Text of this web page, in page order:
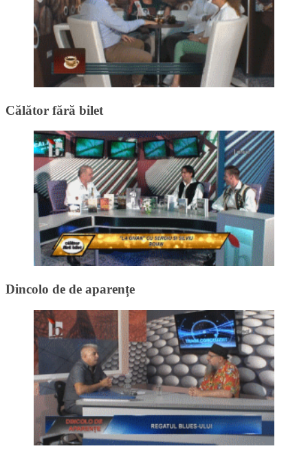
Călător fără bilet
Dincolo de de aparențe